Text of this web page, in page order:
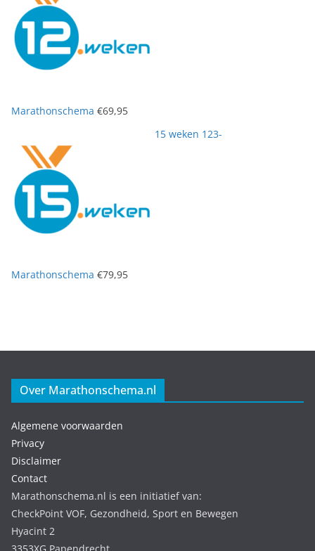
Marathonschema €69,95
15 weken 123-
Marathonschema €79,95
Over Marathonschema.nl
Algemene voorwaarden
Privacy
Disclaimer
Contact
Marathonschema.nl is een initiatief van:
CheckPoint VOF, Gezondheid, Sport en Bewegen
Hyacint 2